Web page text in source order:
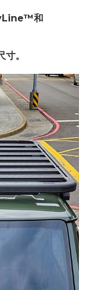
和
。